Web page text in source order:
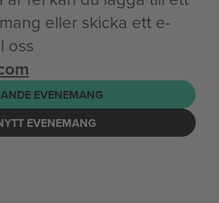
eller skicka ett e-
oss
EVENEMANG
EVENEMANG